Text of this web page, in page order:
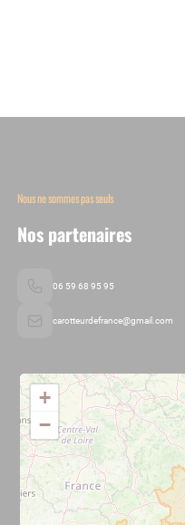
Nous ne sommes pas seuls
Nos partenaires
06 59 68 95 95
carotteurdefrance@gmail.com
+
−